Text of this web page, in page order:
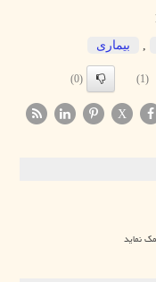
, بیماری
(1)
(0)
X